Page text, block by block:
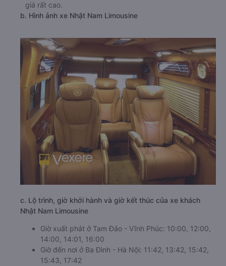
giá rất cao.
b. Hình ảnh xe Nhật Nam Limousine
c. Lộ trình, giờ khởi hành và giờ kết thúc của xe khách
Nhật Nam Limousine
Giờ xuất phát ở Tam Đảo - Vĩnh Phúc: 10:00, 12:00,
14:00, 14:01, 16:00
Giờ đến nơi ở Ba Đình - Hà Nội: 11:42, 13:42, 15:42,
15:43, 17:42